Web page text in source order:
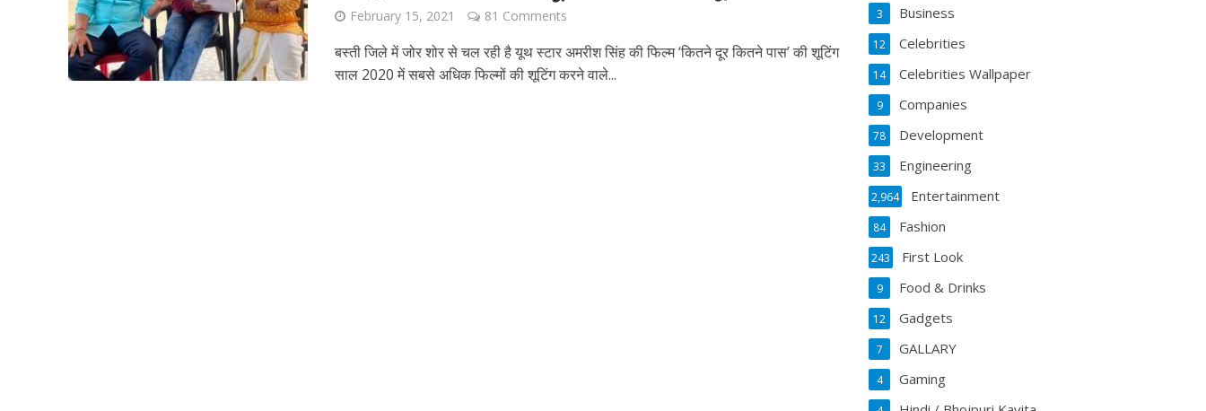
February 15, 2021 81 Comments
बस्‍ती जिले में जोर शोर से चल रही है यूथ स्‍टार अमरीश सिंह की फिल्‍म ‘कितने दूर कितने पास’ की शूटिंग
साल 2020 में सबसे अधिक फिल्‍मों की शूटिंग करने वाले...
Business
3
Celebrities
12
Celebrities Wallpaper
14
Companies
9
Development
78
Engineering
33
Entertainment
2,964
Fashion
84
First Look
243
Food & Drinks
9
Gadgets
12
GALLARY
7
Gaming
4